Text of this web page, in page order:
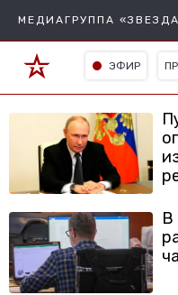
МЕДИАГРУППА
ЭФИР
В